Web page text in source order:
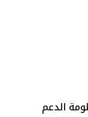
الدعم